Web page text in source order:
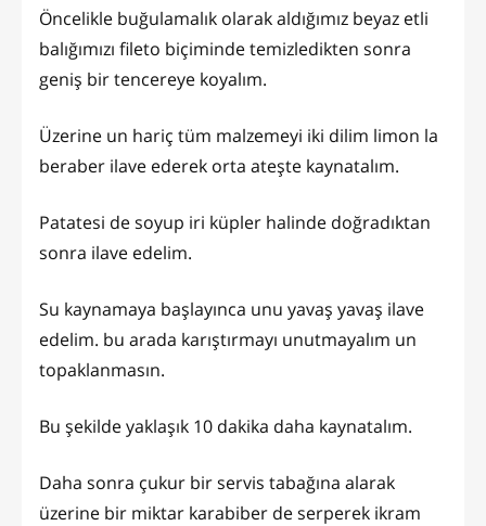
Öncelikle buğulamalık olarak aldığımız beyaz etli
balığımızı fileto biçiminde temizledikten sonra
geniş bir tencereye koyalım.
Üzerine un hariç tüm malzemeyi iki dilim limon la
beraber ilave ederek orta ateşte kaynatalım.
Patatesi de soyup iri küpler halinde doğradıktan
sonra ilave edelim.
Su kaynamaya başlayınca unu yavaş yavaş ilave
edelim. bu arada karıştırmayı unutmayalım un
topaklanmasın.
Bu şekilde yaklaşık 10 dakika daha kaynatalım.
Daha sonra çukur bir servis tabağına alarak
üzerine bir miktar karabiber de serperek ikram